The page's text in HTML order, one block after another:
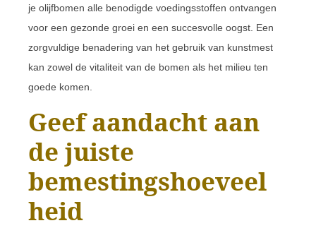
je olijfbomen alle benodigde voedingsstoffen ontvangen
voor een gezonde groei en een succesvolle oogst. Een
zorgvuldige benadering van het gebruik van kunstmest
kan zowel de vitaliteit van de bomen als het milieu ten
goede komen.
Geef aandacht aan
de juiste
bemestingshoeveel
heid